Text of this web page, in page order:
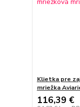
Klietka pre
mriežka
116,39 €